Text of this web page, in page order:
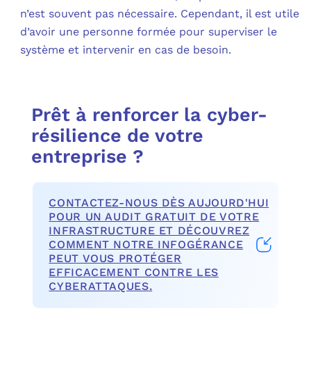
n’est souvent pas nécessaire. Cependant, il est utile
d’avoir une personne formée pour superviser le
système et intervenir en cas de besoin.
Prêt à renforcer la cyber-
résilience de votre
entreprise ?
CONTACTEZ-NOUS DÈS AUJOURD'HUI
POUR UN AUDIT GRATUIT DE VOTRE
INFRASTRUCTURE ET DÉCOUVREZ
COMMENT NOTRE INFOGÉRANCE
PEUT VOUS PROTÉGER
EFFICACEMENT CONTRE LES
CYBERATTAQUES.